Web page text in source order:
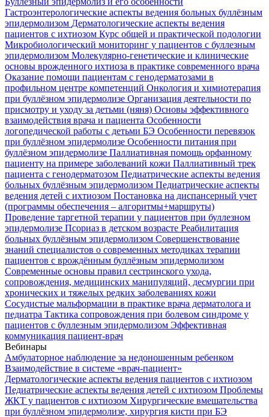
Гастроэнтерологические аспекты ведения больных буллёзным
эпидермолизом Дерматологические аспекты ведения
пациентов с ихтиозом Курс общей и практической подологии
Микробиологический мониторинг у пациентов с буллезным
эпидермолизом Молекулярно-генетические и клинические
основы врожденного ихтиоза в практике современного врача
Оказание помощи пациентам с генодерматозами в
профильном центре компетенций Онкология и химиотерапия
при буллёзном эпидермолизе Организация деятельности по
присмотру и уходу за детьми (няня) Основы эффективного
взаимодействия врача и пациента Особенности
логопедической работы с детьми БЭ Особенности перевязок
при буллёзном эпидермолизе Особенности питания при
буллёзном эпидермолизе Паллиативная помощь орфанному
пациенту на примере заболеваний кожи Паллиативный трек
пациента с генодерматозом Педиатрические аспекты ведения
больных буллёзным эпидермолизом Педиатрические аспекты
ведения детей с ихтиозом Постановка на диспансерный учет
(программы обеспечения – алгоритмы+маршруты)
Проведение таргетной терапии у пациентов при буллезном
эпидермолизе Псориаз в детском возрасте Реабилитация
больных буллёзным эпидермолизом Совершенствование
знаний специалистов о современных методиках терапии
пациентов с врождённым буллёзным эпидермолизом
Современные основы правил сестринского ухода,
сопровождения, медицинских манипуляций, десмургии при
хронических и тяжелых редких заболеваниях кожи
Сосудистые мальформации в практике врача дерматолога и
педиатра Тактика сопровождения при болевом синдроме у
пациентов с буллезным эпидермолизом Эффективная
коммуникация пациент-врач
Вебинары
Амбулаторное наблюдение за недоношенным ребенком
Взаимодействие в системе «врач-пациент»
Дерматологические аспекты ведения пациентов с ихтиозом
Педиатрические аспекты ведения детей с ихтиозом Проблемы
ЖКТ у пациентов с ихтиозом Хирургические вмешательства
при буллёзном эпидермолизе, хирургия кисти при БЭ